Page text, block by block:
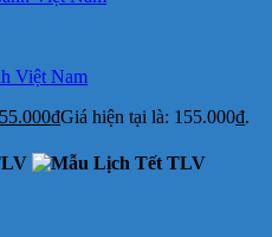
Việt Nam
₫Giá hiện tại là: 155.000₫.